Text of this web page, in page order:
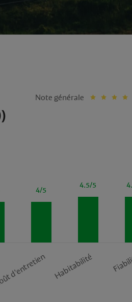
Note générale
4/5
d’entretien
4.5/5
Habitabilité